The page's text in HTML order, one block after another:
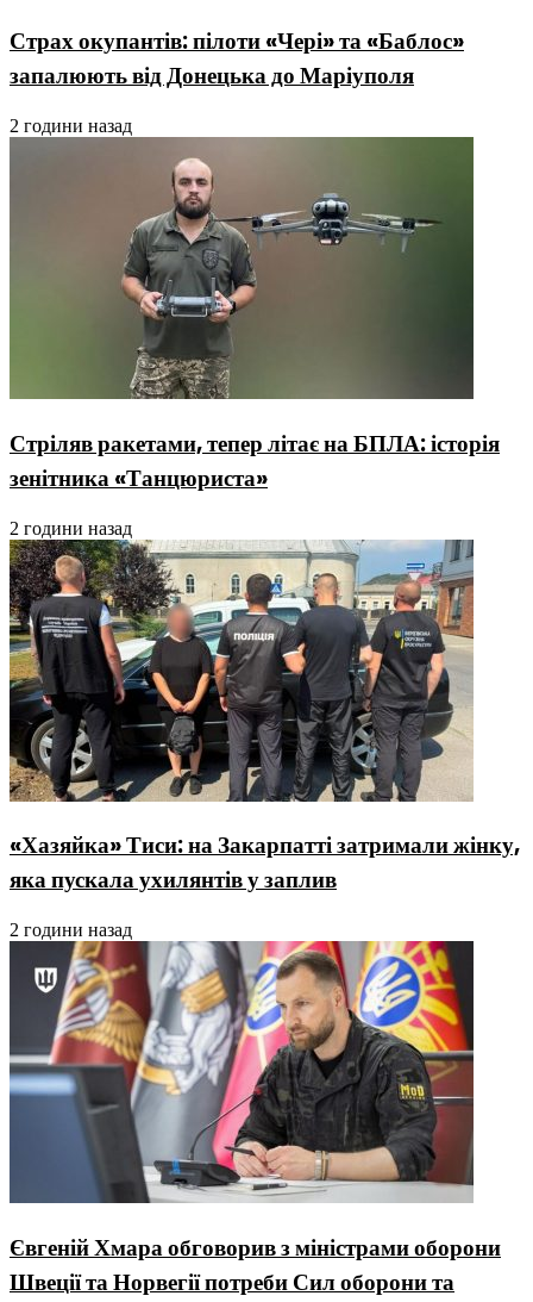
Страх окупантів: пілоти «Чері» та «Баблос»
запалюють від Донецька до Маріуполя
2 години назад
Стріляв ракетами, тепер літає на БПЛА: історія
зенітника «Танцюриста»
2 години назад
«Хазяйка» Тиси: на Закарпатті затримали жінку,
яка пускала ухилянтів у заплив
2 години назад
Євгеній Хмара обговорив з міністрами оборони
Швеції та Норвегії потреби Сил оборони та